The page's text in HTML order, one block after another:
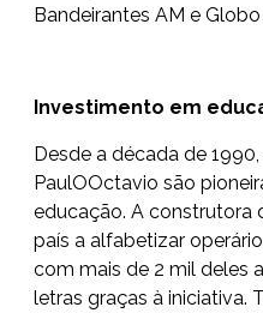
Bandeirantes AM e Globo
Investimento em
Desde a década de
PaulOOctavio são
educação. A construtora
país a alfabetizar
com mais de 2 mil deles
letras graças à iniciativa.